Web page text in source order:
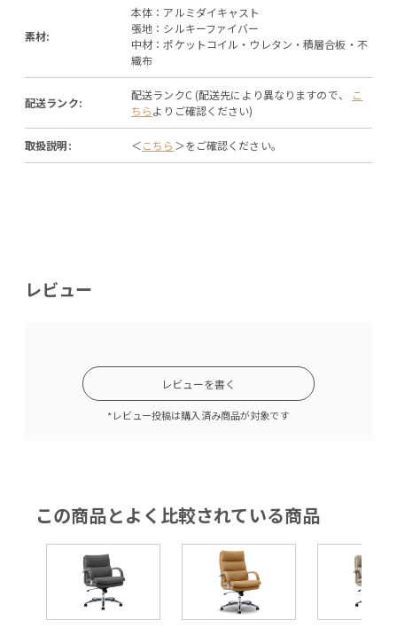
素材:
本体：アルミダイキャスト
張地：シルキーファイバー
中材：ポケットコイル・ウレタン・積層合板・不
織布
配送ランク:
配送ランクC (配送先により異なりますので、
こ
ちらよりご確認ください)
取扱説明: ＜こちら ＞をご確認ください。
レビュー
レビューを書く
*レビュー投稿は購入済み商品が対象です
この商品とよく比較されている商品